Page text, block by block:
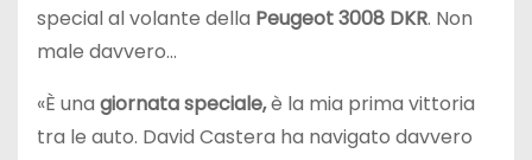
special al volante della Peugeot 3008 DKR. Non
male davvero…
«È una giornata speciale,è la mia prima vittoria
tra le auto. David Castera ha navigato davvero